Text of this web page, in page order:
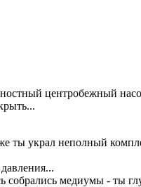
центробежный
ты украл неполный
собрались медиумы - ты